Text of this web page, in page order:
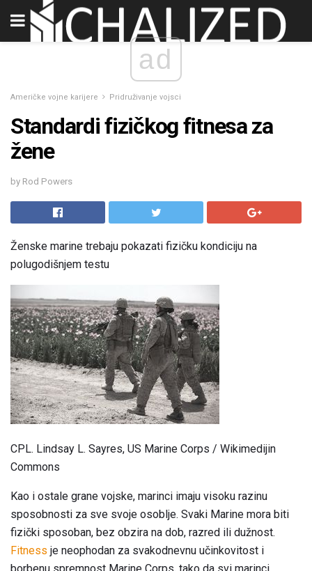
ad
Američke vojne karijere Pridruživanje vojsci
Standardi fizičkog fitnesa za
žene
by Rod Powers
Ženske marine trebaju pokazati fizičku kondiciju na
polugodišnjem testu
CPL. Lindsay L. Sayres, US Marine Corps / Wikimedijin
Commons
Kao i ostale grane vojske, marinci imaju visoku razinu
sposobnosti za sve svoje osoblje. Svaki Marine mora biti
fizički sposoban, bez obzira na dob, razred ili dužnost.
Fitness je neophodan za svakodnevnu učinkovitost i